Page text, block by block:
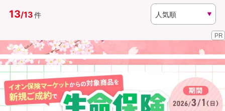
資料請求
（無料）
訪問相談
イオンカード会員さま専用保険
13/13件
PR